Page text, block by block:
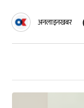
अनलाइनखबर